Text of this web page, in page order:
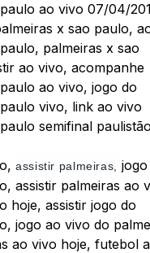
ao vivo 07/04/
x sao paulo,
palmeiras x sao
ao vivo, acompanhe
ao vivo, jogo do
vivo, link ao vivo
semifinal paulistão
assistir palmeiras,
assistir palmeiras ao
hoje, assistir jogo do
jogo ao vivo do
ao vivo hoje, futebol